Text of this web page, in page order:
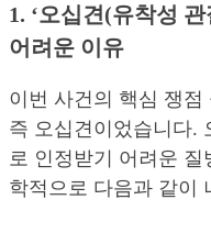
1. ‘오십견(유착성
어려운 이유
이번 사건의 핵심 쟁점
즉 오십견이었습니다.
로 인정받기 어려운
학적으로 다음과 같이